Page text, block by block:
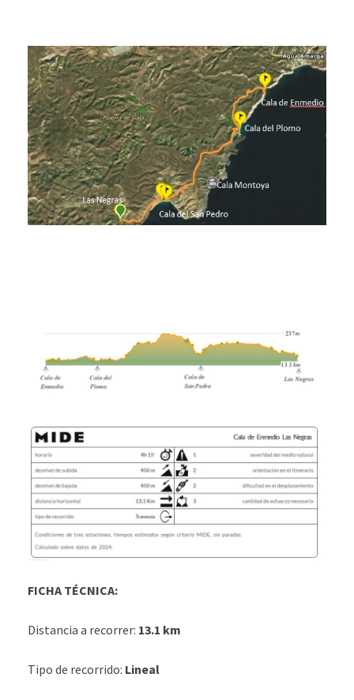
FICHA TÉCNICA:
Distancia a recorrer: 13.1 km
Tipo de recorrido: Lineal